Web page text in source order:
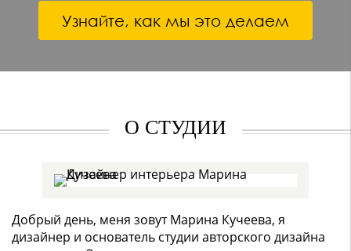
Узнайте, как мы это делаем
О СТУДИИ
Добрый день, меня зовут Марина Кучеева, я
дизайнер и основатель студии авторского дизайна